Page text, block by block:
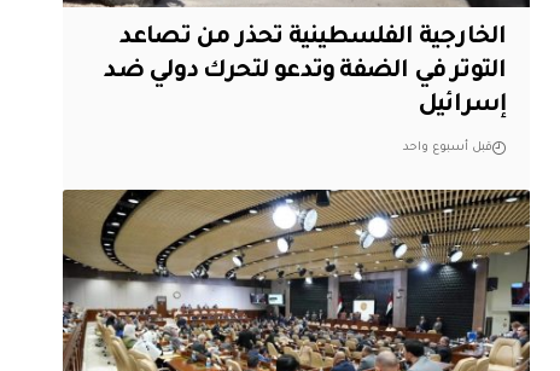
الخارجية الفلسطينية تحذر من تصاعد
التوتر في الضفة وتدعو لتحرك دولي ضد
إسرائيل
قبل أسبوع واحد